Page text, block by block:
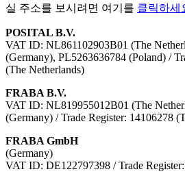
실 주소를 보시려면 여기를 클릭하세
POSITAL B.V.
VAT ID: NL861102903B01 (The
(Germany), PL5263636784 (Poland) /
(The Netherlands)
FRABA B.V.
VAT ID: NL819955012B01 (The
(Germany) / Trade Register: 14106278
FRABA GmbH
(Germany)
VAT ID: DE122797398 / Trade